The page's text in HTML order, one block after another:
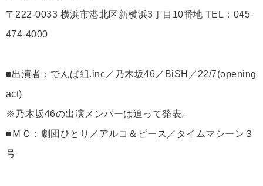
〒222-0033 横浜市港北区新横浜3丁目10番地 TEL：045-
474-4000
■出演者：でんぱ組.inc／乃木坂46／BiSH／22/7(opening
act)
※乃木坂46の出演メンバーは追って発表。
■ＭＣ：劇団ひとり／アルコ＆ピース／タイムマシーン３
号